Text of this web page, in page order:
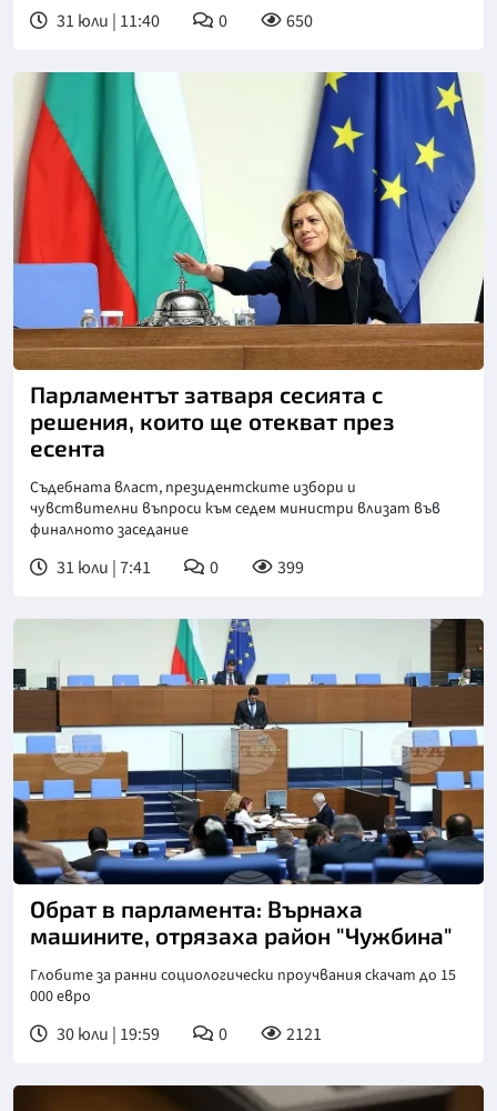
31 юли | 11:40 0 650
Снимка: БТА
Парламентът затваря сесията с
решения, които ще отекват през
есента
Съдебната власт, президентските избори и
чувствителни въпроси към седем министри влизат във
финалното заседание
31 юли | 7:41 0 399
Обрат в парламента: Върнаха
машините, отрязаха район "Чужбина"
Глобите за ранни социологически проучвания скачат до 15
000 евро
30 юли | 19:59 0 2121